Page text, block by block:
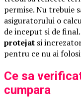
permise. Nu trebuie
asiguratorului o
de inceput si de
protejat si
pentru ce nu ai
Ce sa
cumpara